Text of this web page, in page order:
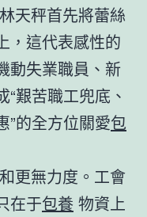
天秤首先將蕾絲
，這代表感性的
動失業職員、新
艱苦職工兜底、
”的全方位關愛包
更無力度。工會
在于包養 物資上